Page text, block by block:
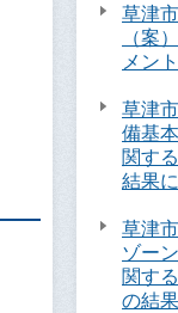
草津
（案
メン
草津
備基
関す
結果
草津
ゾー
関す
の結果